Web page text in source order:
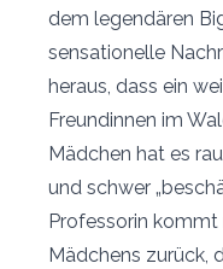
dem legendären
sensationelle
heraus, dass ein
Freundinnen im
Mädchen hat es
und schwer
Professorin
Mädchens zurück,